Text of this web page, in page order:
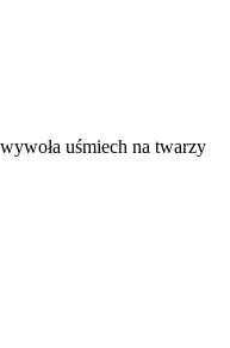
uśmiech na twarzy